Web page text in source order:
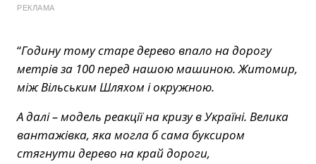
РЕКЛАМА
“Годину тому старе дерево впало на дорогу
метрів за 100 перед нашою машиною. Житомир,
між Вільським Шляхом і окружною.
А далі – модель реакції на кризу в Україні. Велика
вантажівка, яка могла б сама буксиром
стягнути дерево на край дороги,